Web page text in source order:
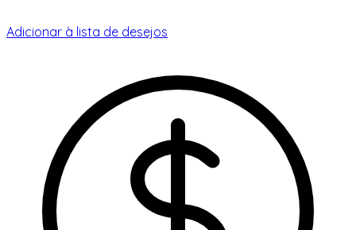
Adicionar à lista de desejos